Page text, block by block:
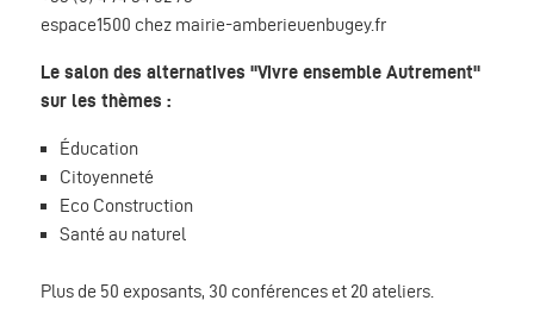
espace1500 chez mairie-amberieuenbugey.fr
Le salon des alternatives "Vivre ensemble Autrement"
sur les thèmes :
Éducation
Citoyenneté
Eco Construction
Santé au naturel
Plus de 50 exposants, 30 conférences et 20 ateliers.